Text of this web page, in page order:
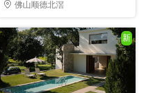
佛山顺德北滘
新